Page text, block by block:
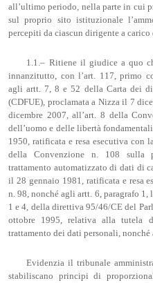
all’ultimo periodo, nella parte in cui
sul proprio sito istituzionale
percepiti da ciascun dirigente a
1.1.– Ritiene il giudice a quo
innanzitutto, con l’art. 117, primo
agli artt. 7, 8 e 52 della Carta dei
(CDFUE), proclamata a Nizza il 7
dicembre 2007, all’art. 8 della
dell’uomo e delle libertà
1950, ratificata e resa esecutiva con
della Convenzione n. 108 sulla
trattamento automatizzato di dati di
il 28 gennaio 1981, ratificata e resa
n. 98, nonché agli artt. 6, paragrafo 1,
1 e 4, della direttiva 95/46/CE del
ottobre 1995, relativa alla tutela
trattamento dei dati personali,
Evidenzia il tribunale
stabiliscano principi di